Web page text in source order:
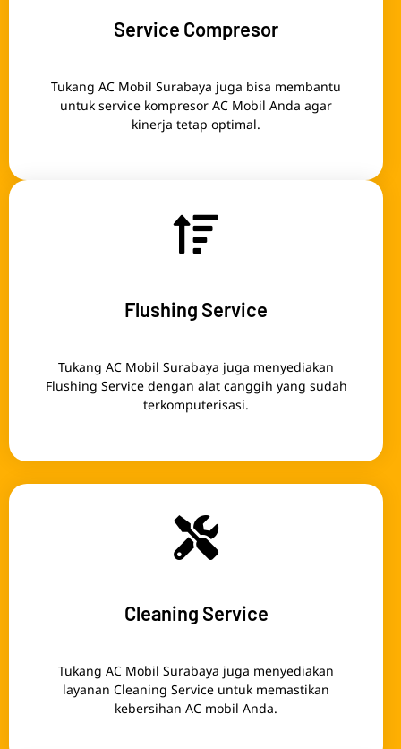
Service Compresor
Tukang AC Mobil Surabaya juga bisa membantu
untuk service kompresor AC Mobil Anda agar
kinerja tetap optimal.
Flushing Service
Tukang AC Mobil Surabaya juga menyediakan
Flushing Service dengan alat canggih yang sudah
terkomputerisasi.
Cleaning Service
Tukang AC Mobil Surabaya juga menyediakan
layanan Cleaning Service untuk memastikan
kebersihan AC mobil Anda.